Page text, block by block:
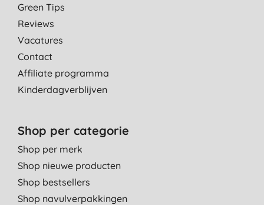
Green Tips
Reviews
Vacatures
Contact
Affiliate programma
Kinderdagverblijven
Shop per categorie
Shop per merk
Shop nieuwe producten
Shop bestsellers
Shop navulverpakkingen